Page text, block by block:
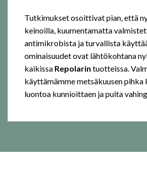
Tutkimukset osoittivat pian, että
keinoilla, kuumentamatta
antimikrobista ja turvallista
ominaisuudet ovat lähtökohtana
kaikissa Repolarin tuotteissa.
käyttämämme metsäkuusen pihka
luontoa kunnioittaen ja puita